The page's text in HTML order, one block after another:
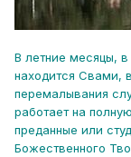
В летние месяцы,
находится Свами,
перемалывания
работает на
преданные или
Божественного